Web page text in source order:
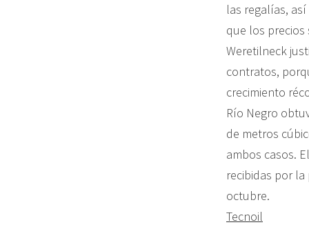
las regalías,
que los precios
Weretilneck
contratos,
crecimiento
Río Negro
de metros
ambos casos.
recibidas por
octubre.
Tecnoil